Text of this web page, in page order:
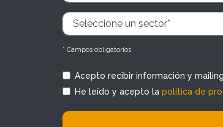
* Campos obligatorios
Acepto recibir información y
He leído y acepto la política de